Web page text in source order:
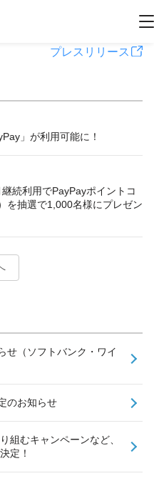
プレスリリース
」が利用可能に！
続利用でPayPayポイントコ
を抽選で1,000名様にプレゼン
せ（ソフトバンク・ワイ
のお知らせ
組むキャンペーンなど、
定！